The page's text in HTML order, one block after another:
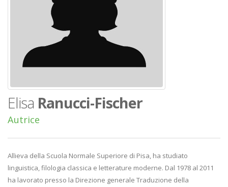
Elisa Ranucci-Fischer
Autrice
Allieva della Scuola Normale Superiore di Pisa, ha studiato
linguistica, filologia classica e letterature moderne. Dal 1978 al 2011
ha lavorato presso la Direzione generale Traduzione della